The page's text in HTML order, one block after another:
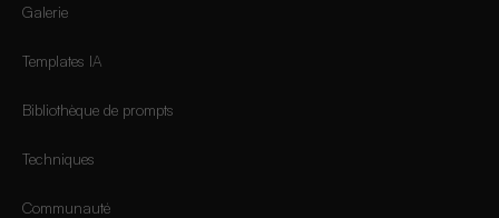
Galerie
Templates IA
Bibliothèque de prompts
Techniques
Communauté